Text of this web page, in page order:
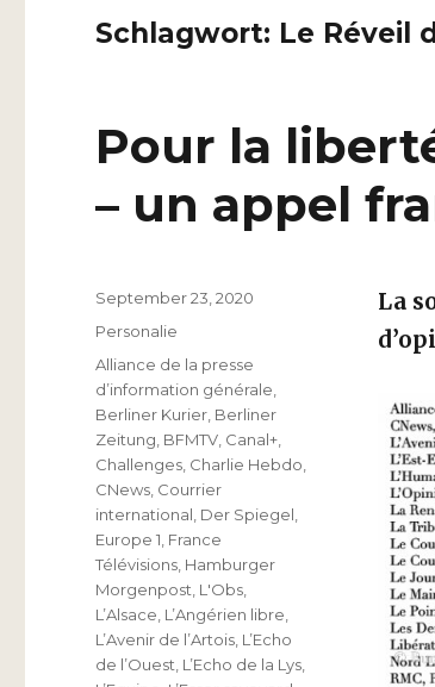
Schlagwort: Le Réveil
Pour la
– un appel
La
Veröffentlicht
September 23, 2020
Kategorien
Personalie
Schlagwörter
Alliance de la presse
d’information générale
Berliner Kurier Berliner
Zeitung BFMTV Canal+
Challenges Charlie Hebdo
CNews Courrier
international Der Spiegel
Europe 1 France
Télévisions Hamburger
Morgenpost L'Obs
L’Alsace L’Angérien libre
L’Avenir de l’Artois L’Echo
de l’Ouest L’Echo de la Lys